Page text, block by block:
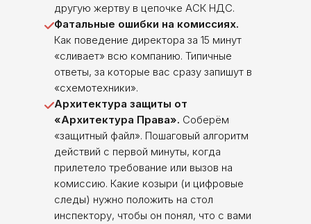
другую жертву в цепочке АСК НДС.
Фатальные ошибки на комиссиях.
Как поведение директора за 15 минут
«сливает» всю компанию. Типичные
ответы, за которые вас сразу запишут в
«схемотехники».
Архитектура защиты от
«Архитектура Права». Соберём
«защитный файл». Пошаговый алгоритм
действий с первой минуты, когда
прилетело требование или вызов на
комиссию. Какие козыри (и цифровые
следы) нужно положить на стол
инспектору, чтобы он понял, что с вами